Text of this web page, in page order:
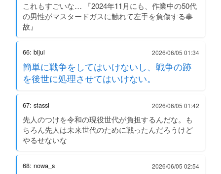
これもすごいな… 『2024年11月にも、作業中の50代
の男性がマスタードガスに触れて左手を負傷する事
故』
66: bijui 2026/06/05 01:34
簡単に戦争をしてはいけないし、戦争の跡
を後世に処理させてはいけない。
67: stassi 2026/06/05 01:42
先人のつけを令和の現役世代が負担するんだな。も
ちろん先人は未来世代のために戦ったんだろうけど
やるせないな
68: nowa_s 2026/06/05 02:54